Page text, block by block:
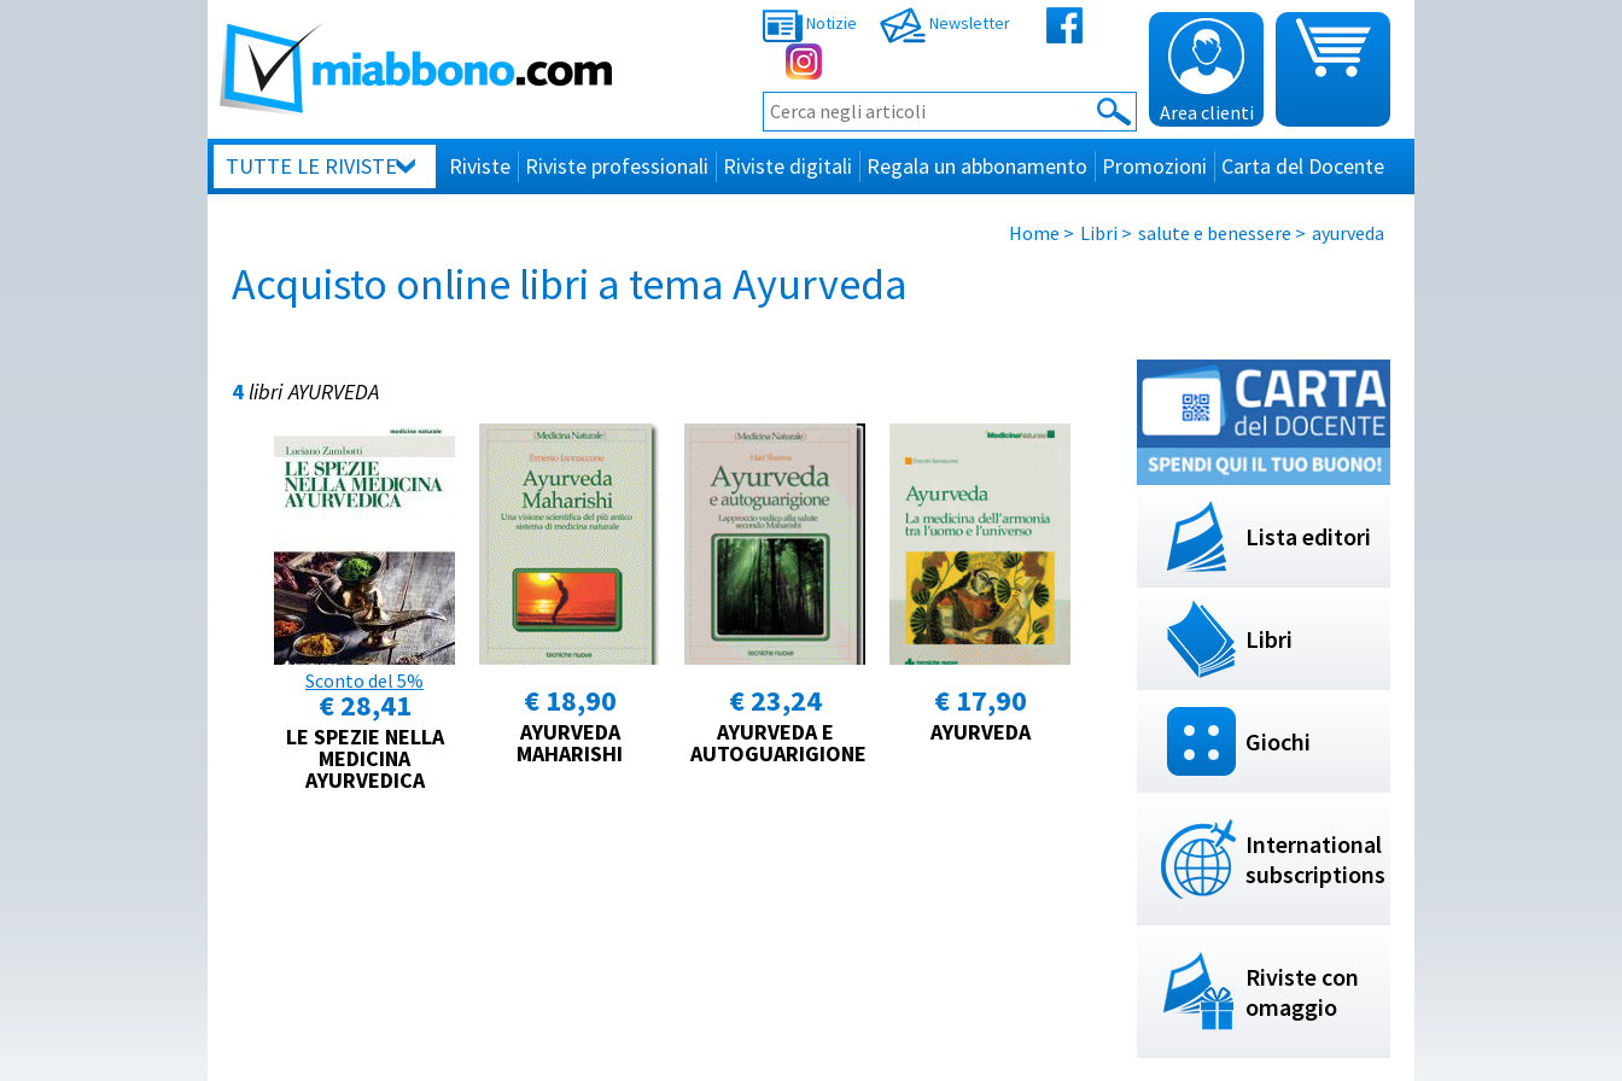
Notizie Newsletter
Area clienti
TUTTE LE RIVISTE Riviste Riviste professionali Riviste digitali Regala un abbonamento Promozioni Carta del Docente
Home > Libri > salute e benessere > ayurveda
Acquisto online libri a tema Ayurveda
4libri AYURVEDA
Sconto del 5%
€ 28,41
LE SPEZIE NELLA
MEDICINA
AYURVEDICA
€ 18,90
AYURVEDA
MAHARISHI
€ 23,24
AYURVEDA E
AUTOGUARIGIONE
€ 17,90
AYURVEDA
Lista editori
Libri
Giochi
International
subscriptions
Riviste con
omaggio